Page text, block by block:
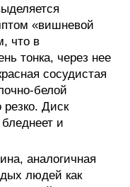
«вишневой
что в
тонка, через нее
сосудистая
белой
резко. Диск
и
аналогичная
людей как